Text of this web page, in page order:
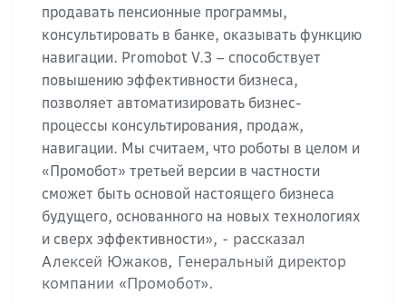
продавать пенсионные программы,
консультировать в банке, оказывать функцию
навигации. Promobot V.3 – способствует
повышению эффективности бизнеса,
позволяет автоматизировать бизнес-
процессы консультирования, продаж,
навигации. Мы считаем, что роботы в целом и
«Промобот» третьей версии в частности
сможет быть основой настоящего бизнеса
будущего, основанного на новых технологиях
и сверх эффективности», - рассказал
Алексей Южаков, Генеральный директор
компании «Промобот».